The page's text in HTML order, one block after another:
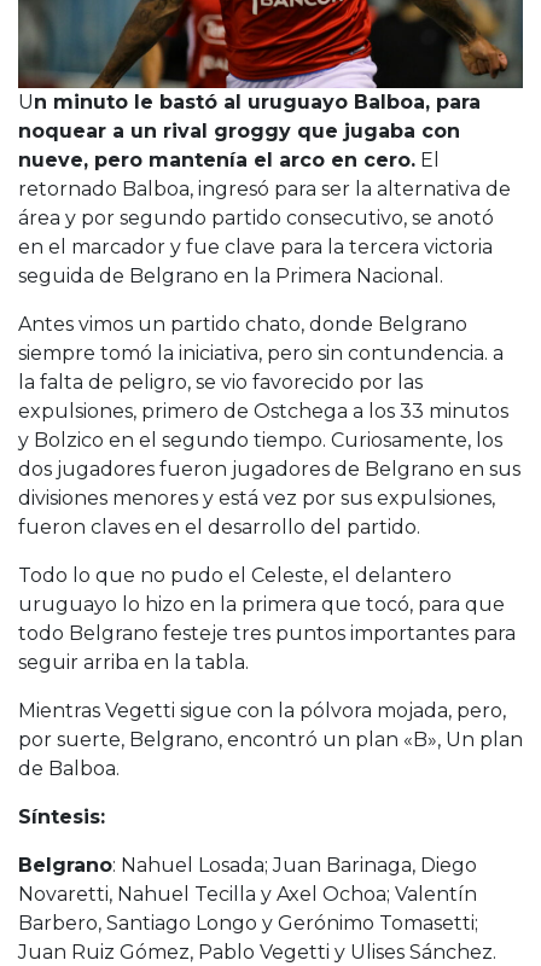
Un minuto le bastó al uruguayo Balboa, para
noquear a un rival groggy que jugaba con
nueve, pero mantenía el arco en cero. El
retornado Balboa, ingresó para ser la alternativa de
área y por segundo partido consecutivo, se anotó
en el marcador y fue clave para la tercera victoria
seguida de Belgrano en la Primera Nacional.
Antes vimos un partido chato, donde Belgrano
siempre tomó la iniciativa, pero sin contundencia. a
la falta de peligro, se vio favorecido por las
expulsiones, primero de Ostchega a los 33 minutos
y Bolzico en el segundo tiempo. Curiosamente, los
dos jugadores fueron jugadores de Belgrano en sus
divisiones menores y está vez por sus expulsiones,
fueron claves en el desarrollo del partido.
Todo lo que no pudo el Celeste, el delantero
uruguayo lo hizo en la primera que tocó, para que
todo Belgrano festeje tres puntos importantes para
seguir arriba en la tabla.
Mientras Vegetti sigue con la pólvora mojada, pero,
por suerte, Belgrano, encontró un plan «B», Un plan
de Balboa.
Síntesis:
Belgrano: Nahuel Losada; Juan Barinaga, Diego
Novaretti, Nahuel Tecilla y Axel Ochoa; Valentín
Barbero, Santiago Longo y Gerónimo Tomasetti;
Juan Ruiz Gómez, Pablo Vegetti y Ulises Sánchez.